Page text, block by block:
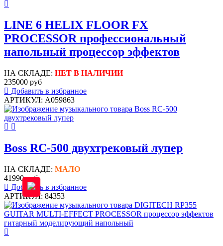
LINE 6 HELIX FLOOR FX
PROCESSOR профессиональный
напольный процессор эффектов
НА СКЛАДЕ: НЕТ В НАЛИЧИИ
235000 руб
Добавить в избранное
АРТИКУЛ: A059863
Boss RC-500 двухтрековый лупер
НА СКЛАДЕ: МАЛО
41990 руб
Добавить в избранное
АРТИКУЛ: 84353